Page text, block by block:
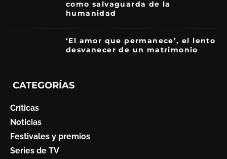
como salvaguarda de la
humanidad
‘El amor que permanece’, el lento
desvanecer de un matrimonio
CATEGORÍAS
Críticas
Noticias
Festivales y premios
Series de TV